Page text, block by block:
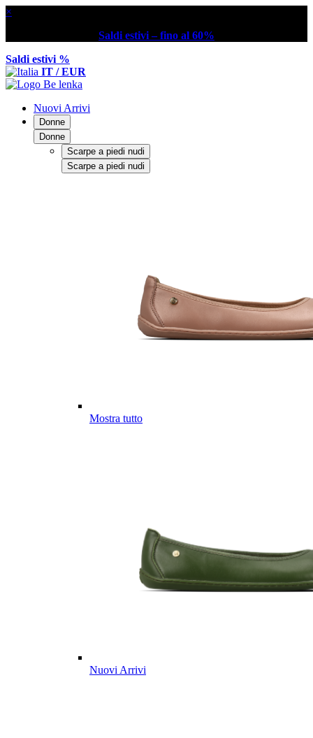
×
Saldi estivi – fino al 60%
Saldi estivi %
IT / EUR
Nuovi Arrivi
Donne
Donne
Scarpe a piedi nudi
Scarpe a piedi nudi
Mostra tutto
Nuovi Arrivi